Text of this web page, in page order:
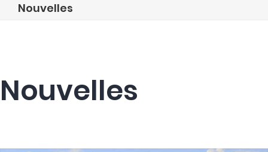
Nouvelles
Nouvelles